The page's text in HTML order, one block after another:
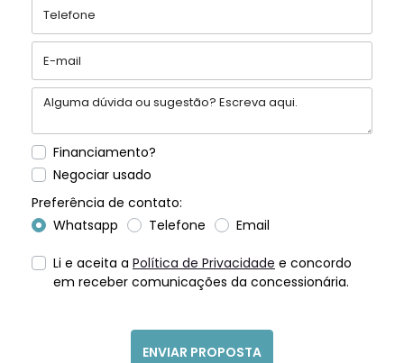
Financiamento?
Negociar usado
Preferência de contato:
Whatsapp
Telefone Email
Li e aceita a Política de Privacidade e concordo
em receber comunicações da concessionária.
ENVIAR PROPOSTA